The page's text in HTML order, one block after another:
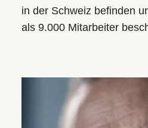
in der Schweiz befinden
als 9.000 Mitarbeiter